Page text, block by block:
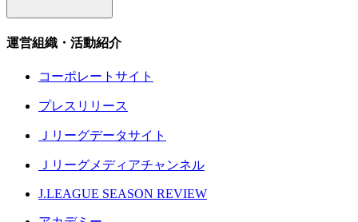
運営組織・活動紹介
コーポレートサイト
プレスリリース
Ｊリーグデータサイト
Ｊリーグメディアチャンネル
J.LEAGUE SEASON REVIEW